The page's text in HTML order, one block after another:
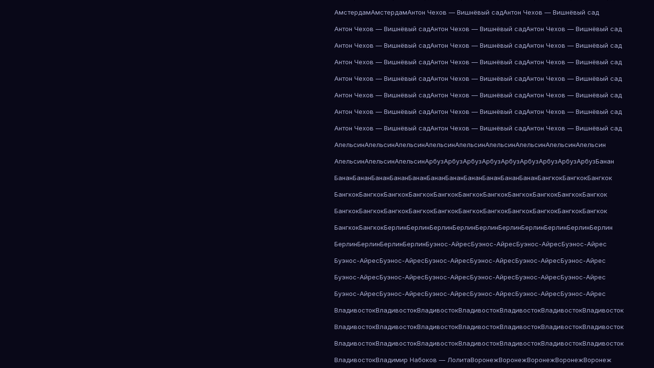
АмстердамАмстердамАнтон Чехов — Вишнёвый садАнтон Чехов — Вишнёвый сад
Антон Чехов — Вишнёвый садАнтон Чехов — Вишнёвый садАнтон Чехов — Вишнёвый сад
Антон Чехов — Вишнёвый садАнтон Чехов — Вишнёвый садАнтон Чехов — Вишнёвый сад
Антон Чехов — Вишнёвый садАнтон Чехов — Вишнёвый садАнтон Чехов — Вишнёвый сад
Антон Чехов — Вишнёвый садАнтон Чехов — Вишнёвый садАнтон Чехов — Вишнёвый сад
Антон Чехов — Вишнёвый садАнтон Чехов — Вишнёвый садАнтон Чехов — Вишнёвый сад
Антон Чехов — Вишнёвый садАнтон Чехов — Вишнёвый садАнтон Чехов — Вишнёвый сад
Антон Чехов — Вишнёвый садАнтон Чехов — Вишнёвый садАнтон Чехов — Вишнёвый сад
АпельсинАпельсинАпельсинАпельсинАпельсинАпельсинАпельсинАпельсинАпельсин
АпельсинАпельсинАпельсинАрбузАрбузАрбузАрбузАрбузАрбузАрбузАрбузАрбузБанан
БананБананБананБананБананБананБананБананБананБананБананБангкокБангкокБангкок
БангкокБангкокБангкокБангкокБангкокБангкокБангкокБангкокБангкокБангкокБангкок
БангкокБангкокБангкокБангкокБангкокБангкокБангкокБангкокБангкокБангкокБангкок
БангкокБангкокБерлинБерлинБерлинБерлинБерлинБерлинБерлинБерлинБерлинБерлин
БерлинБерлинБерлинБерлинБуэнос-АйресБуэнос-АйресБуэнос-АйресБуэнос-Айрес
Буэнос-АйресБуэнос-АйресБуэнос-АйресБуэнос-АйресБуэнос-АйресБуэнос-Айрес
Буэнос-АйресБуэнос-АйресБуэнос-АйресБуэнос-АйресБуэнос-АйресБуэнос-Айрес
Буэнос-АйресБуэнос-АйресБуэнос-АйресБуэнос-АйресБуэнос-АйресБуэнос-Айрес
ВладивостокВладивостокВладивостокВладивостокВладивостокВладивостокВладивосток
ВладивостокВладивостокВладивостокВладивостокВладивостокВладивостокВладивосток
ВладивостокВладивостокВладивостокВладивостокВладивостокВладивостокВладивосток
ВладивостокВладимир Набоков — ЛолитаВоронежВоронежВоронежВоронежВоронеж